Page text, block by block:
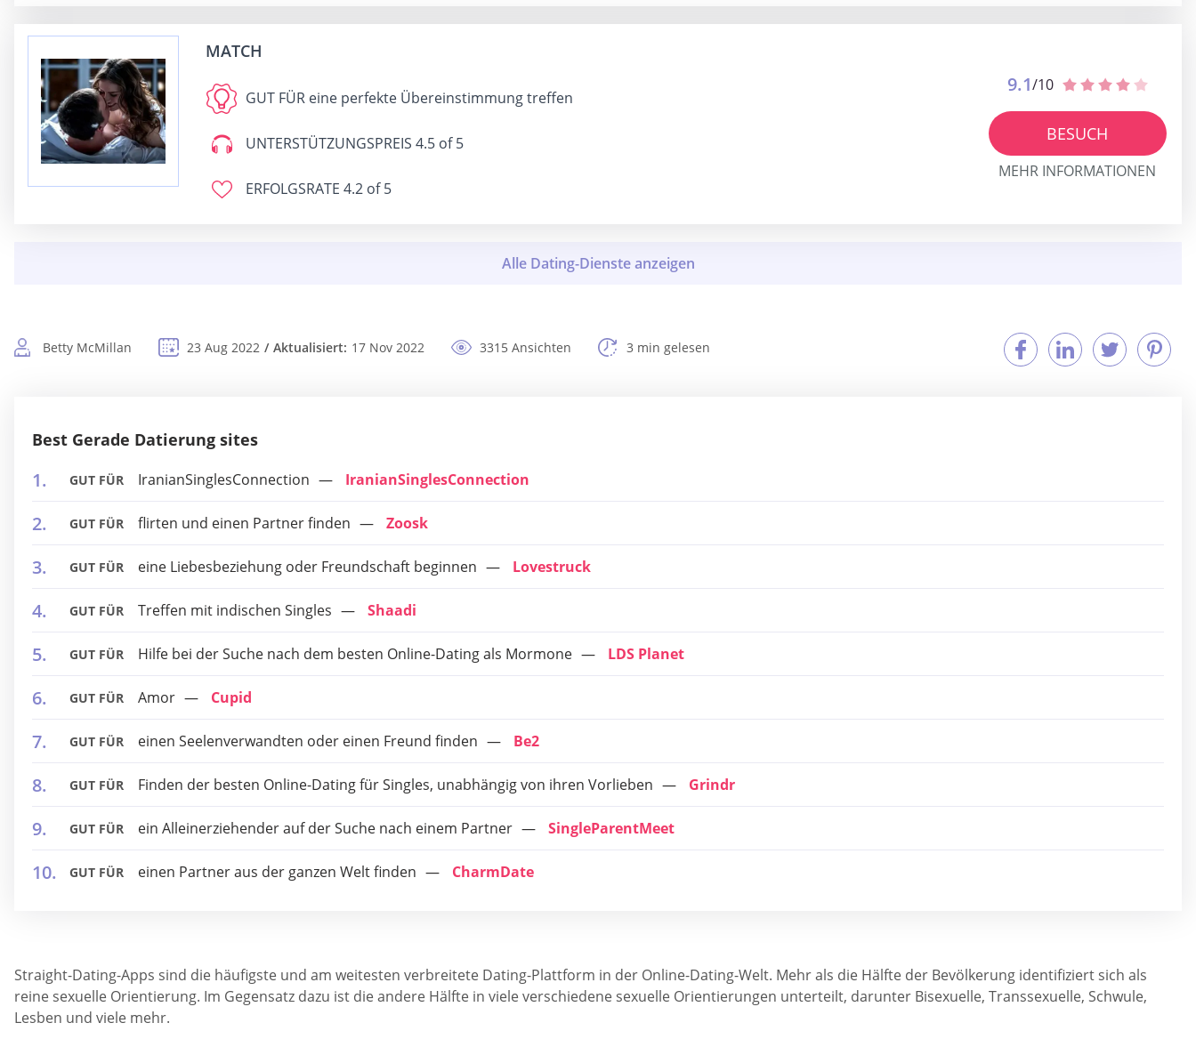
MATCH
GUT FÜR eine perfekte Übereinstimmung treffen
UNTERSTÜTZUNGSPREIS 4.5 of 5
ERFOLGSRATE 4.2 of 5
9.1/10
BESUCH
MEHR INFORMATIONEN
Betty McMillan 23 Aug 2022 Aktualisiert: 17 Nov 2022 3315 Ansichten 3 min gelesen
Best Gerade Datierung sites
GUT FÜR IranianSinglesConnection IranianSinglesConnection
GUT FÜR flirten und einen Partner finden Zoosk
GUT FÜR eine Liebesbeziehung oder Freundschaft beginnen Lovestruck
GUT FÜR Treffen mit indischen Singles Shaadi
GUT FÜR Hilfe bei der Suche nach dem besten Online-Dating als Mormone LDS Planet
GUT FÜR Amor Cupid
GUT FÜR einen Seelenverwandten oder einen Freund finden Be2
GUT FÜR Finden der besten Online-Dating für Singles, unabhängig von ihren Vorlieben Grindr
GUT FÜR ein Alleinerziehender auf der Suche nach einem Partner SingleParentMeet
GUT FÜR einen Partner aus der ganzen Welt finden CharmDate
Straight-Dating-Apps sind die häufigste und am weitesten verbreitete Dating-Plattform in der Online-Dating-Welt. Mehr als die Hälfte der Bevölkerung identifiziert sich als
reine sexuelle Orientierung. Im Gegensatz dazu ist die andere Hälfte in viele verschiedene sexuelle Orientierungen unterteilt, darunter Bisexuelle, Transsexuelle, Schwule,
Lesben und viele mehr.